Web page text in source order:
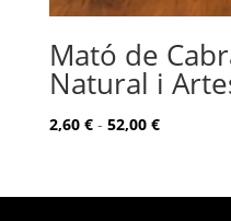
Mató de
Natural i
2,60 € - 52,00 €Rango
desde